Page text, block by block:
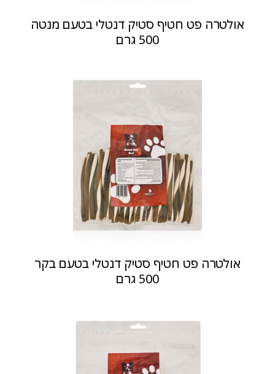
אולטרה פט חטיף סטיק דנטלי בטעם מנטה
500 גרם
אולטרה פט חטיף סטיק דנטלי בטעם בקר
500 גרם